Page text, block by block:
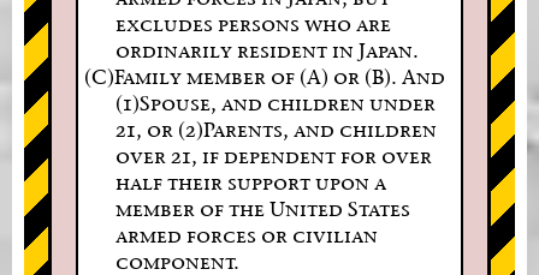
excludes persons who are
ordinarily resident in Japan.
(C)Family member of (A) or (B). And
(1)Spouse, and children under
21, or (2)Parents, and children
over 21, if dependent for over
half their support upon a
member of the United States
armed forces or civilian
component.